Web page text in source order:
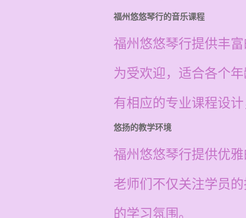
福州悠悠琴行的音乐课程
福州悠悠琴行提供丰
为受欢迎，适合各个
有相应的专业课程设
悠扬的教学环境
福州悠悠琴行提供优
老师们不仅关注学员
的学习氛围。